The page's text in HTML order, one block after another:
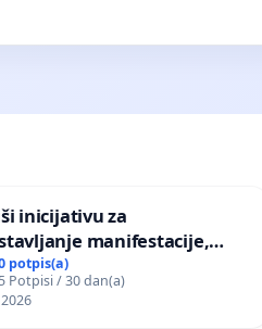
inicijativu za
manifestacije,
nagrade ili drugog
događaja „Edin Avdić“ u
potpis(a)
Potpisi / 30 dan(a)